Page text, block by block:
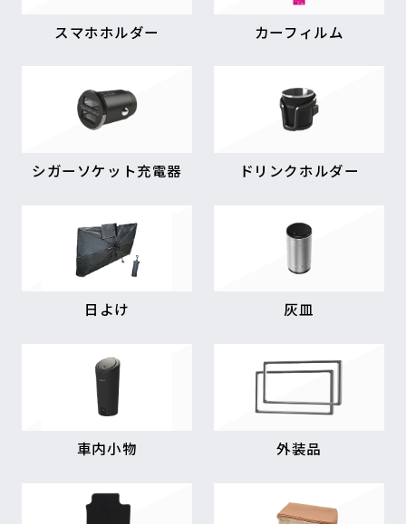
スマホホルダー カーフィルム
シガーソケット充電器 ドリンクホルダー
日よけ 灰皿
車内小物 外装品